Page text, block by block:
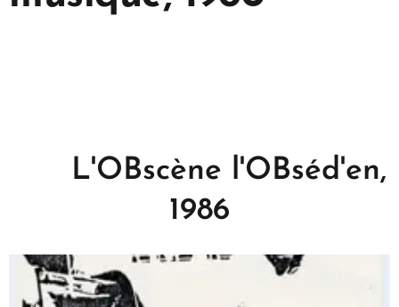
L'OBscène l'OBséd'en,
1986